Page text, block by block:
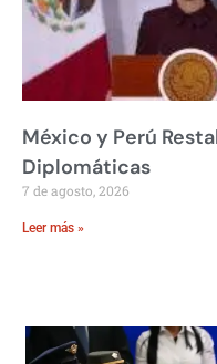
México y Perú
Diplomáticas
7 de agosto, 2026
Leer más »